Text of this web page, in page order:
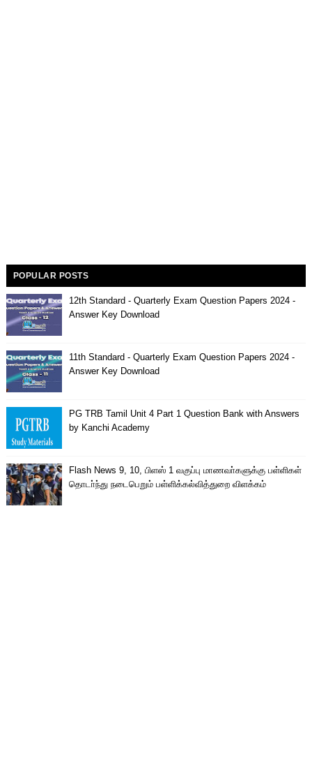
POPULAR POSTS
12th Standard - Quarterly Exam Question Papers 2024 -
Answer Key Download
11th Standard - Quarterly Exam Question Papers 2024 -
Answer Key Download
PG TRB Tamil Unit 4 Part 1 Question Bank with Answers
by Kanchi Academy
Flash News 9, 10, பிளஸ் 1 வகுப்பு மாணவா்களுக்கு பள்ளிகள்
தொடா்ந்து நடைபெறும் பள்ளிக்கல்வித்துறை விளக்கம்